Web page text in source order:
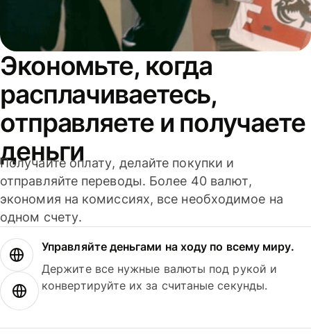
Экономьте, когда
расплачиваетесь,
отправляете и получаете
деньги
Получайте оплату, делайте покупки и
отправляйте переводы. Более 40 валют,
экономия на комиссиях, все необходимое на
одном счету.
Управляйте деньгами на ходу по всему миру.
Держите все нужные валюты под рукой и
конвертируйте их за считаные секунды.